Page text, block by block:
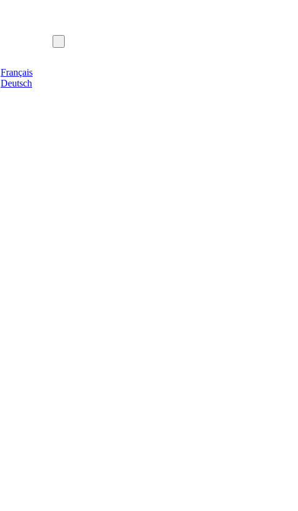
Français
Deutsch